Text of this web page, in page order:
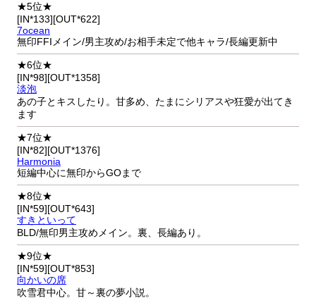
★5位★
[IN*133][OUT*622]
7ocean
無印FFIメイン/男主攻め/お相手未定で他キャラ/長編更新中
★6位★
[IN*98][OUT*1358]
淡泡
あの子とキスしたり。甘多め、たまにシリアスや狂愛が出てき
ます
★7位★
[IN*82][OUT*1376]
Harmonia
短編中心に無印からGOまで
★8位★
[IN*59][OUT*643]
すきといって
BLD/無印男主攻めメイン。裏、長編あり。
★9位★
[IN*59][OUT*853]
向かいの席
吹雪君中心。甘～裏の夢小説。